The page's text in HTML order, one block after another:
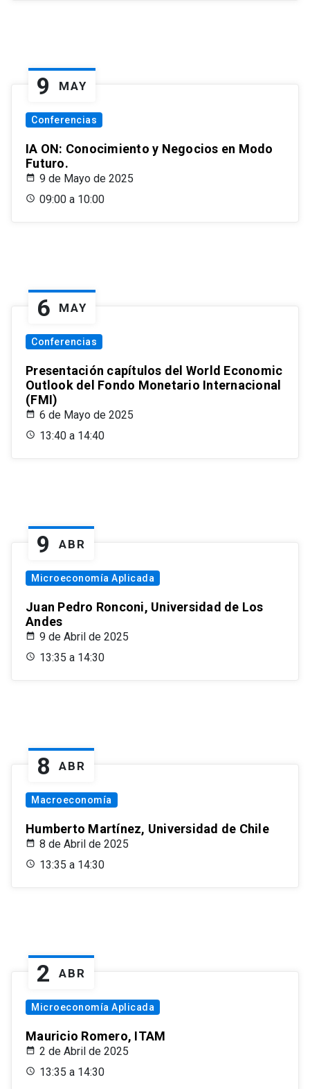
9 MAY
Conferencias
IA ON: Conocimiento y Negocios en Modo
Futuro.
9 de Mayo de 2025
09:00 a 10:00
6 MAY
Conferencias
Presentación capítulos del World Economic
Outlook del Fondo Monetario Internacional
(FMI)
6 de Mayo de 2025
13:40 a 14:40
9 ABR
Microeconomía Aplicada
Juan Pedro Ronconi, Universidad de Los
Andes
9 de Abril de 2025
13:35 a 14:30
8 ABR
Macroeconomía
Humberto Martínez, Universidad de Chile
8 de Abril de 2025
13:35 a 14:30
2 ABR
Microeconomía Aplicada
Mauricio Romero, ITAM
2 de Abril de 2025
13:35 a 14:30